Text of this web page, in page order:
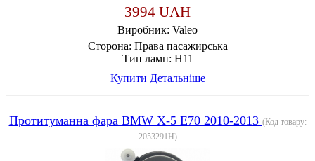
3994 UAH
Виробник: Valeo
Сторона: Права пасажирська
Тип ламп: H11
Купити Детальніше
Протитуманна фара BMW X-5 E70 2010-2013 (Код товару:
2053291H)